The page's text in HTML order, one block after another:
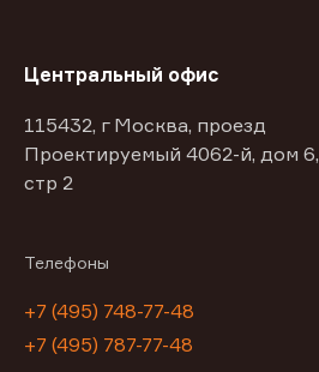
Центральный офис
115432, г Москва, проезд
Проектируемый 4062-й, дом 6,
стр 2
Телефоны
+7 (495) 748-77-48
+7 (495) 787-77-48